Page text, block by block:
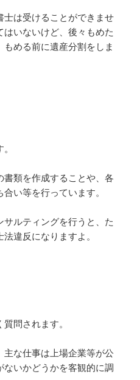
士は受けることができませ
はいないけど、後々もめた
もめる前に遺産分割をしま
類を作成することや、各
合い等を行っています。
ルティングを行うと、た
違反になりますよ。
問されます。
主な仕事は上場企業等が公
いかどうかを客観的に調